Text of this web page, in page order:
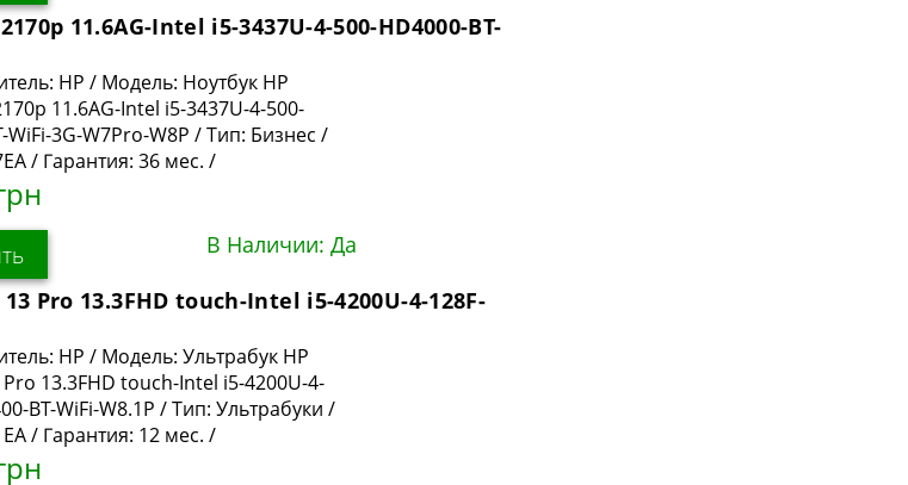
11.6AG-Intel i5-3437U-4-500-HD4000-BT-
HP / Модель: Ноутбук HP
11.6AG-Intel i5-3437U-4-500-
WiFi-3G-W7Pro-W8P / Тип: Бизнес /
/ Гарантия: 36 мес. /
В Наличии: Да
Pro 13.3FHD touch-Intel i5-4200U-4-128F-
HP / Модель: Ультрабук HP
13.3FHD touch-Intel i5-4200U-4-
BT-WiFi-W8.1P / Тип: Ультрабуки /
/ Гарантия: 12 мес. /